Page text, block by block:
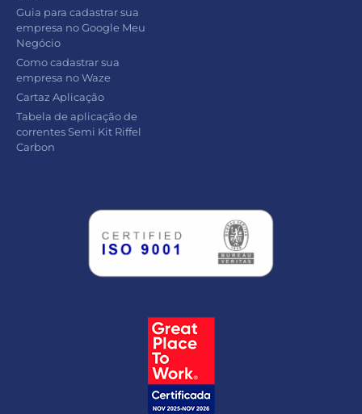
Guia para cadastrar sua
empresa no Google Meu
Negócio
Como cadastrar sua
empresa no Waze
Cartaz Aplicação
Tabela de aplicação de
correntes Semi Kit Riffel
Carbon